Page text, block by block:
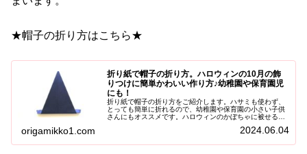
★帽子の折り方はこちら★
折り紙で帽子の折り方。ハロウィンの10月の飾
りつけに簡単かわいい作り方♪幼稚園や保育園児
にも！
折り紙で帽子の折り方をご紹介します。ハサミも使わず、
とっても簡単に折れるので、幼稚園や保育園の小さい子供
さんにもオススメです。ハロウィンのかぼちゃに被せる帽
origamikko1.com 2024.06.04